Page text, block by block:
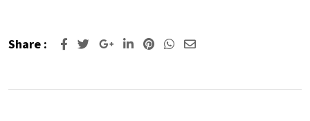
Share :